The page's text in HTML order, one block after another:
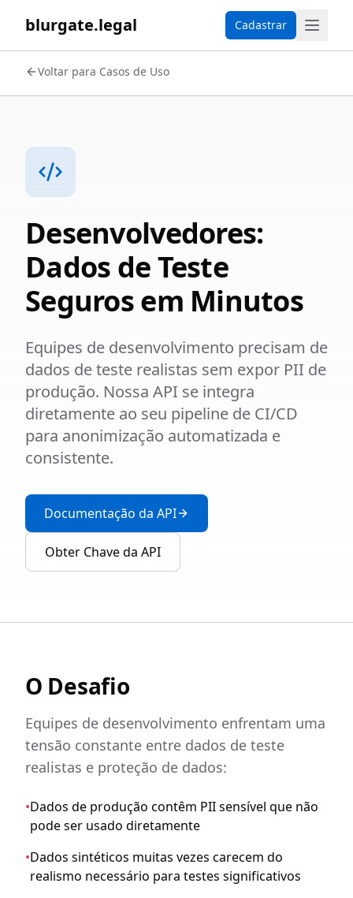
blurgate.legal Cadastrar
Voltar para Casos de Uso
Desenvolvedores:
Dados de Teste
Seguros em Minutos
Equipes de desenvolvimento precisam de
dados de teste realistas sem expor PII de
produção. Nossa API se integra
diretamente ao seu pipeline de CI/CD
para anonimização automatizada e
consistente.
Documentação da API
Obter Chave da API
O Desafio
Equipes de desenvolvimento enfrentam uma
tensão constante entre dados de teste
realistas e proteção de dados:
•Dados de produção contêm PII sensível que não
pode ser usado diretamente
•Dados sintéticos muitas vezes carecem do
realismo necessário para testes significativos